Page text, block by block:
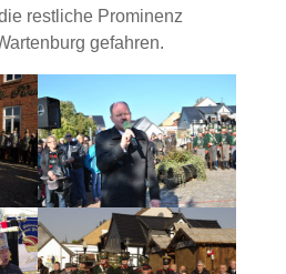
restliche Prominenz
gefahren.